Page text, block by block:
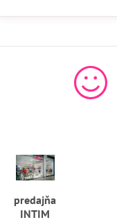
predajňa
INTIM